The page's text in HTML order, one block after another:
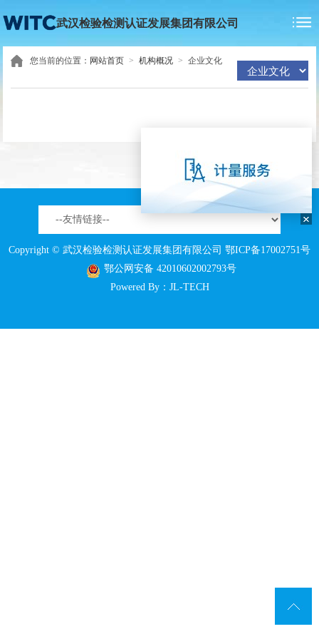
武汉检验检测认证发展集团有限公司
您当前的位置： 网站首页 > 机构概况 > 企业文化
Copyright © 武汉检验检测认证发展集团有限公司 鄂ICP备17002751号
鄂公网安备 42010602002793号
Powered By： JL-TECH